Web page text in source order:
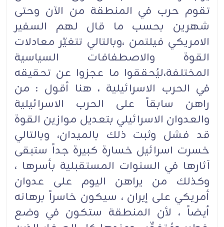
تقوم حرب في المنطقة من الآن وحتى
شهرين بحسب ما قال لهم السفير
الامريكي فيلتمن ،وبالتالي تتغيّر معادلات
القوة والاصطفافات السياسية
المختلفة،ليُحققوا ما عجزوا عن تحقيقه
في الحرب الاسرائيلية ، هنا أقول : من
راهن سابقاً على الحرب الاسرائيلية
والعدوان الاسرائيلي بتعديل موازين القوة
قد فشل وثبت ذلك بالميدان، وبالتالي
خسرت اسرائيل خسارة كبيرة جداً ستبقى
آثارها في السنوات المستقبلية بأسرها ،
وكذلك من يراهن اليوم على عدوان
أمريكي على إيران ، سيكون خاسراً برهانه
أيضاً ، لأن المنطقة ستكون في وضع